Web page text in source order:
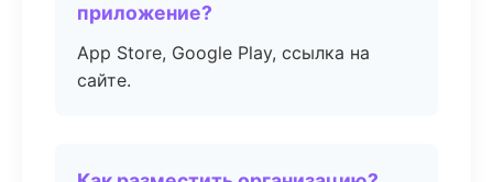
приложение?
App Store, Google Play, ссылка на
сайте.